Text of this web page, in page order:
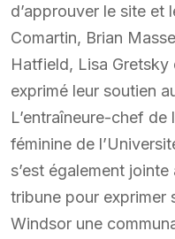
d’approuver le site et
Comartin, Brian
Hatfield, Lisa
exprimé leur soutien
L’entraîneure-chef de
féminine de
s’est également
tribune pour exprimer
Windsor une